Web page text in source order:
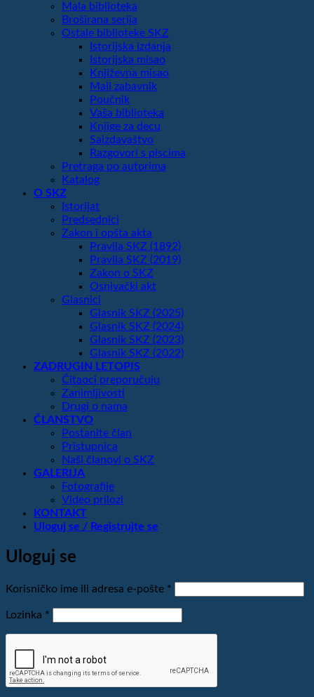
Mala biblioteka
Broširana serija
Ostale biblioteke SKZ
Istorijska izdanja
Istorijska misao
Književna misao
Mali zabavnik
Poučnik
Vaša biblioteka
Knjige za decu
Saizdavaštvo
Razgovori s piscima
Pretraga po autorima
Katalog
O SKZ
Istorijat
Predsednici
Zakon i opšta akta
Pravila SKZ (1892)
Pravila SKZ (2019)
Zakon o SKZ
Osnivački akt
Glasnici
Glasnik SKZ (2025)
Glasnik SKZ (2024)
Glasnik SKZ (2023)
Glasnik SKZ (2022)
ZADRUGIN LETOPIS
Čitaoci preporučuju
Zanimljivosti
Drugi o nama
ČLANSTVO
Postanite član
Pristupnica
Naši članovi o SKZ
GALERIJA
Fotografije
Video prilozi
KONTAKT
Uloguj se / Registrujte se
Uloguj se
Korisničko ime ili adresa e-pošte *
Lozinka *